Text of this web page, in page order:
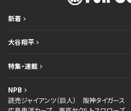
新着
大谷翔平
特集・連載
NPB
読売ジャイアンツ（巨人）
阪神タイガース